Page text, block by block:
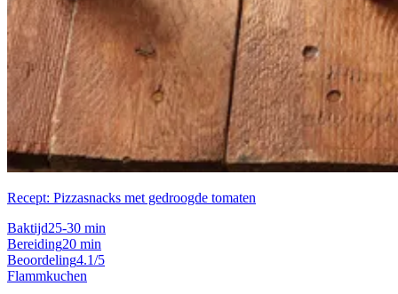
Recept: Pizzasnacks met gedroogde tomaten
Baktijd25-30 min
Bereiding20 min
Beoordeling4.1/5
Flammkuchen